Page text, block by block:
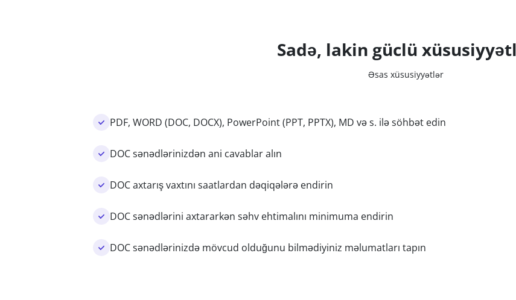
Sadə, lakin güclü
Əsas xüsusiyyətlər
PDF, WORD (DOC, DOCX), PowerPoint (PPT, PPTX), MD və s. ilə söhbət edin
DOC sənədlərinizdən ani cavablar alın
DOC axtarış vaxtını saatlardan dəqiqələrə endirin
DOC sənədlərini axtararkən səhv ehtimalını minimuma endirin
DOC sənədlərinizdə mövcud olduğunu bilmədiyiniz məlumatları tapın